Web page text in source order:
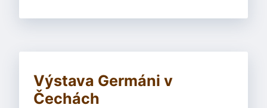
Výstava Germáni v
Čechách